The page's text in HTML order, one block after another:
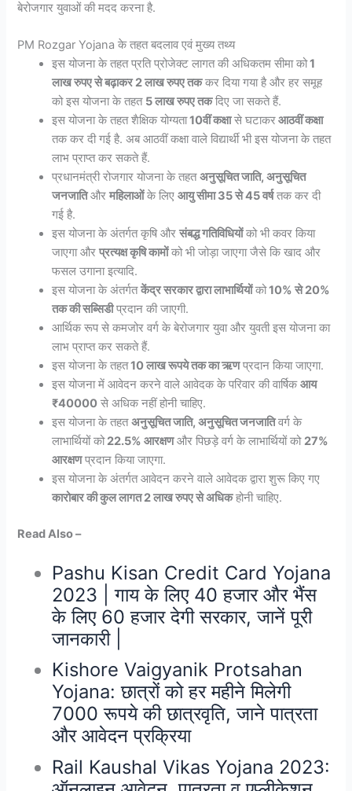
बेरोजगार युवाओं की मदद करना है.
PM Rozgar Yojana के तहत बदलाव एवं मुख्य तथ्य
इस योजना के तहत प्रति प्रोजेक्ट लागत की अधिकतम सीमा को1
लाख रुपए से बढ़ाकर 2 लाख रुपए तककर दिया गया है और हर समूह
को इस योजना के तहत 5 लाख रुपए तकदिए जा सकते हैं.
इस योजना के तहत शैक्षिक योग्यता10वीं कक्षासे घटाकरआठवीं कक्षा
तक कर दी गई है. अब आठवीं कक्षा वाले विद्यार्थी भी इस योजना के तहत
लाभ प्राप्त कर सकते हैं.
प्रधानमंत्री रोजगार योजना के तहतअनुसूचित जाति, अनुसूचित
जनजातिऔरमहिलाओंके लिएआयु सीमा 35 से 45 वर्षतक कर दी
गई है.
इस योजना के अंतर्गत कृषि औरसंबद्ध गतिविधियोंको भी कवर किया
जाएगा औरप्रत्यक्ष कृषि कामोंको भी जोड़ा जाएगा जैसे कि खाद और
फसल उगाना इत्यादि.
इस योजना के अंतर्गतकेंद्र सरकार द्वारा लाभार्थियोंको10% से 20%
तक की सब्सिडीप्रदान की जाएगी.
आर्थिक रूप से कमजोर वर्ग के बेरोजगार युवा और युवती इस योजना का
लाभ प्राप्त कर सकते हैं.
इस योजना के तहत10 लाख रूपये तक का ऋणप्रदान किया जाएगा.
इस योजना में आवेदन करने वाले आवेदक के परिवार की वार्षिकआय
₹40000 से अधिक नहीं होनी चाहिए.
इस योजना के तहतअनुसूचित जाति, अनुसूचित जनजातिवर्ग के
लाभार्थियों को22.5% आरक्षणऔर पिछड़े वर्ग के लाभार्थियों को 27%
आरक्षणप्रदान किया जाएगा.
इस योजना के अंतर्गत आवेदन करने वाले आवेदक द्वारा शुरू किए गए
कारोबार की कुल लागत 2 लाख रुपए से अधिकहोनी चाहिए.
Read Also –
Pashu Kisan Credit Card Yojana
2023 | गाय के लिए 40 हजार और भैंस
के लिए 60 हजार देगी सरकार, जानें पूरी
जानकारी |
Kishore Vaigyanik Protsahan
Yojana: छात्रों को हर महीने मिलेगी
7000 रूपये की छात्रवृति, जाने पात्रता
और आवेदन प्रक्रिया
Rail Kaushal Vikas Yojana 2023: